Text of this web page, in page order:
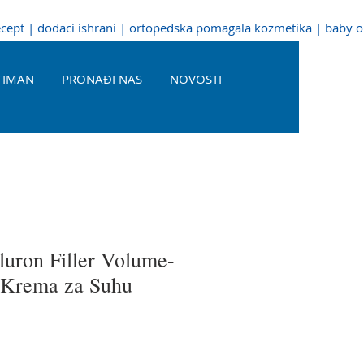
| dodaci ishrani | ortopedska pomagala kozmetika |
PRONAĐI NAS NOVOSTI
Filler Volume-
za Suhu